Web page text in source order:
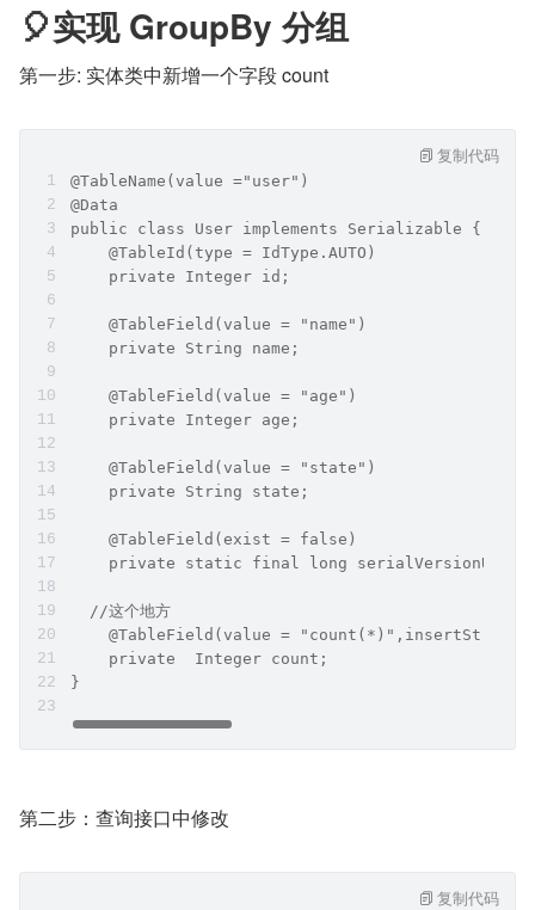
🎈实现 GroupBy 分组
第一步: 实体类中新增一个字段 count
@TableName(value ="user")
@Data
public class User implements Serializable {
    @TableId(type = IdType.AUTO)
    private Integer id;
    @TableField(value = "name")
    private String name;
    @TableField(value = "age")
    private Integer age;
    @TableField(value = "state")
    private String state;
    @TableField(exist = false)
private static final long serialVersionUID =
  //这个地方
@TableField(value =
    private  Integer count;
}
复制代码
第二步：查询接口中修改
复制代码